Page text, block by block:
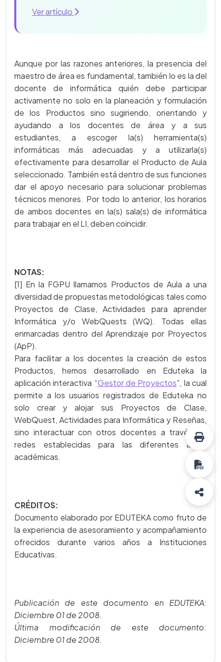
Ver artículo
Aunque por las razones anteriores, la presencia del
maestro de área es fundamental, también lo es la del
docente de informática quién debe participar
activamente no solo en la planeación y formulación
de los Productos sino sugiriendo, orientando y
ayudando a los docentes de área y a sus
estudiantes, a escoger la(s) herramienta(s)
informáticas más adecuadas y a utilizarla(s)
efectivamente para desarrollar el Producto de Aula
seleccionado. También está dentro de sus funciones
dar el apoyo necesario para solucionar problemas
técnicos menores. Por todo lo anterior, los horarios
de ambos docentes en la(s) sala(s) de informática
para trabajar en el LI, deben coincidir.
NOTAS:
[1] En la FGPU llamamos Productos de Aula a una
diversidad de propuestas metodológicas tales como
Proyectos de Clase, Actividades para aprender
Informática y/o WebQuests (WQ). Todas ellas
enmarcadas dentro del Aprendizaje por Proyectos
(ApP).
Para facilitar a los docentes la creación de estos
Productos, hemos desarrollado en Eduteka la
aplicación interactiva “Gestor de Proyectos”, la cual
permite a los usuarios registrados de Eduteka no
solo crear y alojar sus Proyectos de Clase,
WebQuest, Actividades para Informática y Reseñas,
sino interactuar con otros docentes a través de
redes establecidas para las diferentes áreas
académicas.
CRÉDITOS:
Documento elaborado por EDUTEKA como fruto de
la experiencia de asesoramiento y acompañamiento
ofrecidos durante varios años a Instituciones
Educativas.
Publicación de este documento en EDUTEKA:
Diciembre 01 de 2008.
Última modificación de este documento:
Diciembre 01 de 2008.